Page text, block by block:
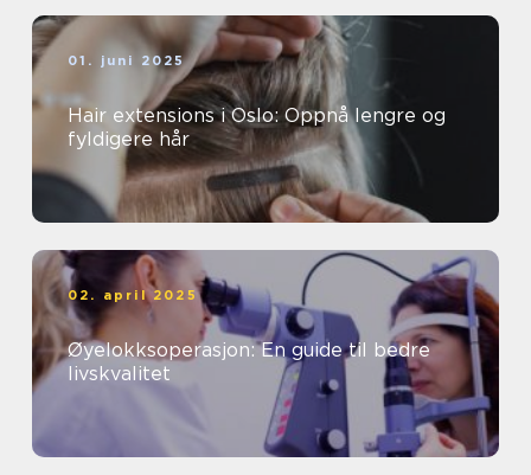
01. juni 2025
Hair extensions i Oslo: Oppnå lengre og
fyldigere hår
02. april 2025
Øyelokksoperasjon: En guide til bedre
livskvalitet